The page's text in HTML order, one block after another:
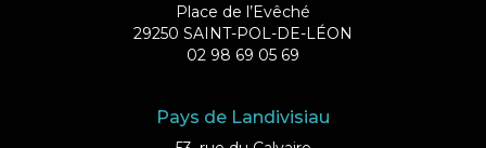
Place de l’Evêché
29250 SAINT-POL-DE-LÉON
02 98 69 05 69
Pays de Landivisiau